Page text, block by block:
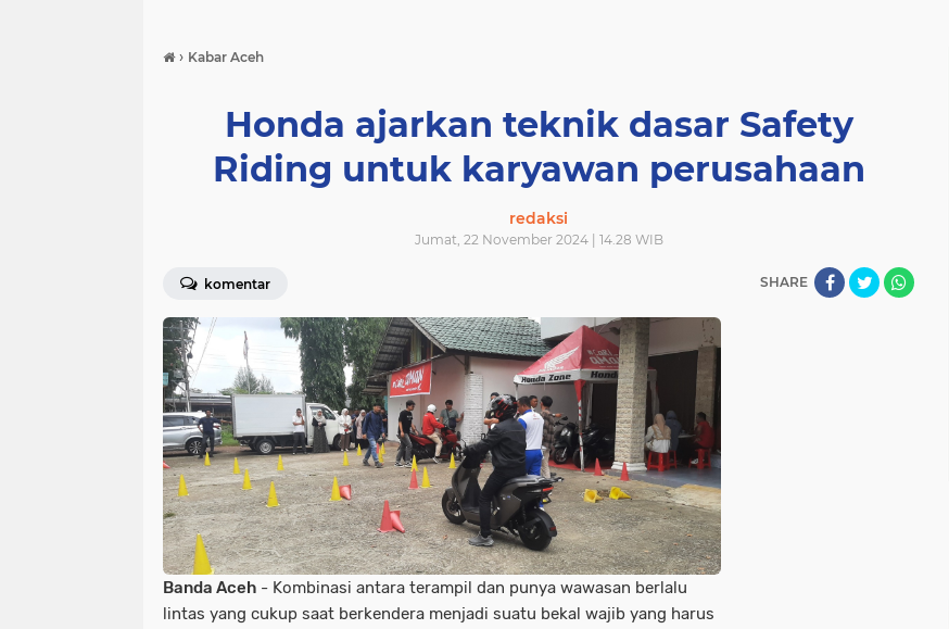
› Kabar Aceh
Honda ajarkan teknik dasar Safety
Riding untuk karyawan perusahaan
redaksi
Jumat, 22 November 2024 | 14.28 WIB
komentar SHARE
Banda Aceh - Kombinasi antara terampil dan punya wawasan berlalu
lintas yang cukup saat berkendera menjadi suatu bekal wajib yang harus